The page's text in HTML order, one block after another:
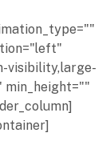
visibility,large-